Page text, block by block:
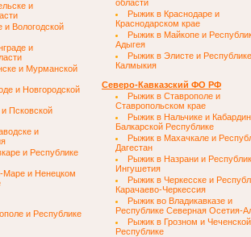
и
и Вологодской
и
и Мурманской
и Новгородской
Псковской
и
и Республике
Маре и Ненецком
и Республике
области
Рыжик в Краснодаре и
Краснодарском крае
Рыжик в Майкопе и
Адыгея
Рыжик в Элисте и Республике
Калмыкия
Северо-Кавказский ФО РФ
Рыжик в Ставрополе и
Ставропольском крае
Рыжик в Нальчике и
Балкарской Республике
Рыжик в Махачкале и
Дагестан
Рыжик в Назрани и
Ингушетия
Рыжик в Черкесске и
Карачаево-Черкессия
Рыжик во Владикавказе и
Республике Северная Осетия-
Рыжик в Грозном и Чеченской
Республике